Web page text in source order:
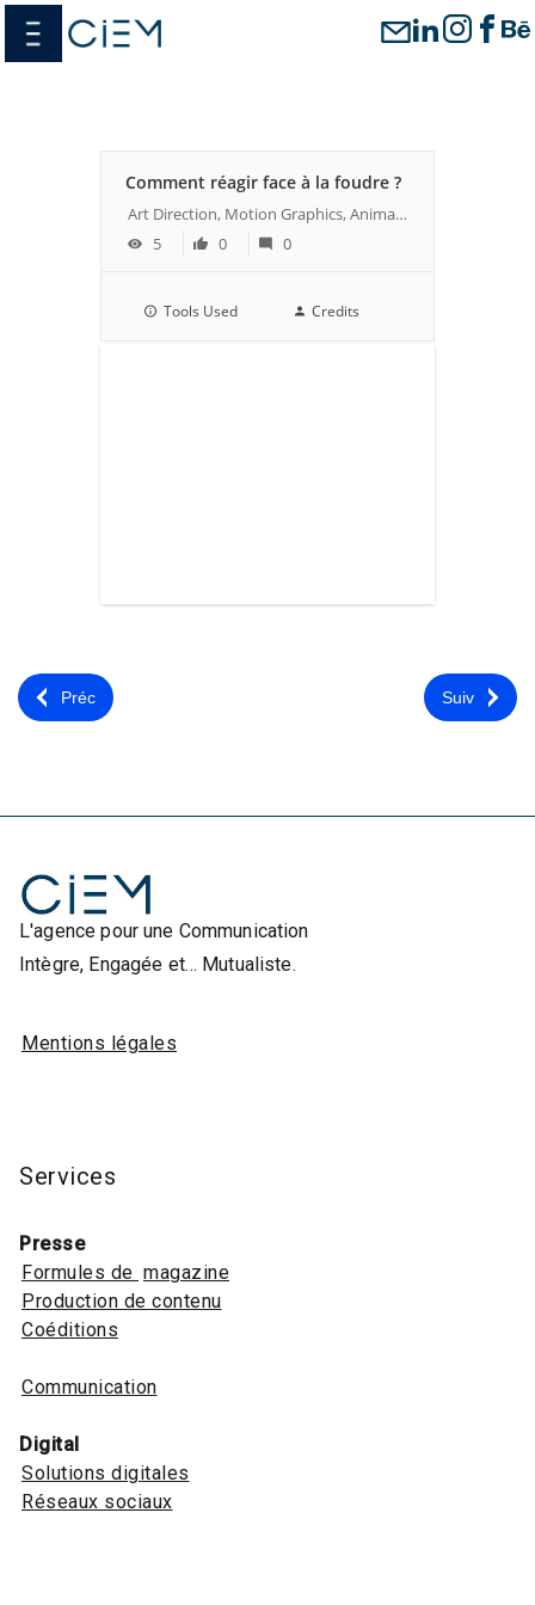
menu
Comment réagir face à la foudre ?
Art Direction, Motion Graphics, Animation
5
0 0
Tools Used Credits
Préc Suiv
L'agence pour une Communication
Intègre, Engagée et… Mutualiste.
Mentions légales
Services
Presse
Formules de magazine
Production de contenu
Coéditions
Communication
Digital
Solutions digitales
Réseaux sociaux